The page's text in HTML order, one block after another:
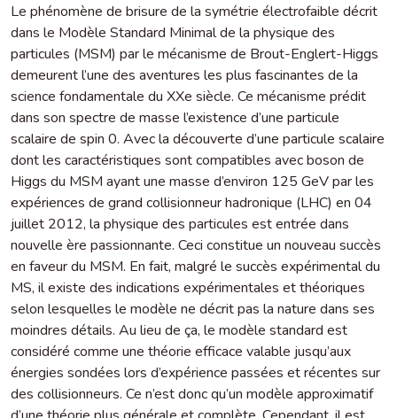
Le phénomène de brisure de la symétrie électrofaible décrit
dans le Modèle Standard Minimal de la physique des
particules (MSM) par le mécanisme de Brout-Englert-Higgs
demeurent l’une des aventures les plus fascinantes de la
science fondamentale du XXe siècle. Ce mécanisme prédit
dans son spectre de masse l’existence d’une particule
scalaire de spin 0. Avec la découverte d’une particule scalaire
dont les caractéristiques sont compatibles avec boson de
Higgs du MSM ayant une masse d’environ 125 GeV par les
expériences de grand collisionneur hadronique (LHC) en 04
juillet 2012, la physique des particules est entrée dans
nouvelle ère passionnante. Ceci constitue un nouveau succès
en faveur du MSM. En fait, malgré le succès expérimental du
MS, il existe des indications expérimentales et théoriques
selon lesquelles le modèle ne décrit pas la nature dans ses
moindres détails. Au lieu de ça, le modèle standard est
considéré comme une théorie efficace valable jusqu’aux
énergies sondées lors d’expérience passées et récentes sur
des collisionneurs. Ce n’est donc qu’un modèle approximatif